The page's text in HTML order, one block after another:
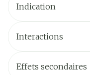
Indication
Interactions
Effets secondaires